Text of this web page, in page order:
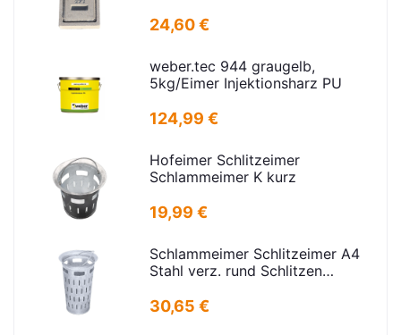
16,5x24,5cm
24,60 €
weber.tec 944 graugelb,
5kg/Eimer Injektionsharz PU
124,99 €
Hofeimer Schlitzeimer
Schlammeimer K kurz
19,99 €
Schlammeimer Schlitzeimer A4
Stahl verz. rund Schlitzen
30,65 €